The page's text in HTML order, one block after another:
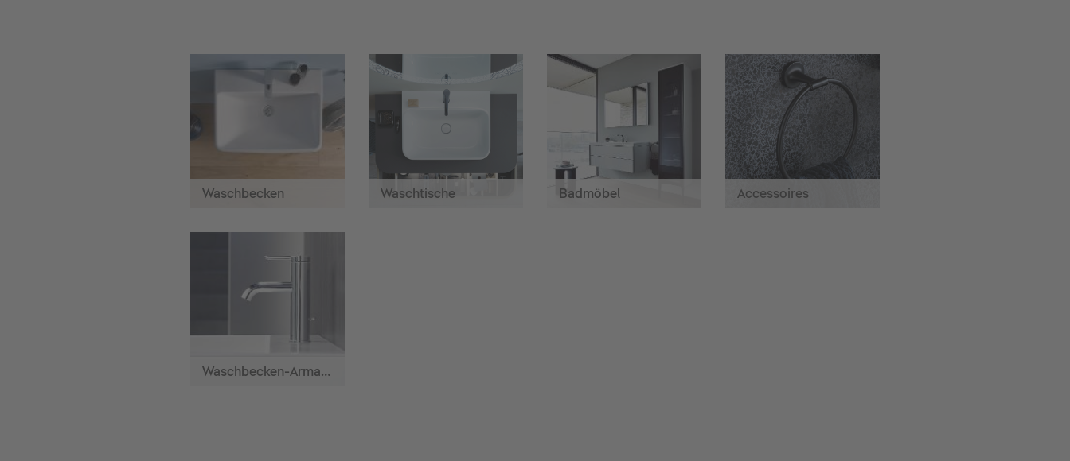
Waschbecken Waschtische Badmöbel Accessoires
Waschbecken-Armaturen